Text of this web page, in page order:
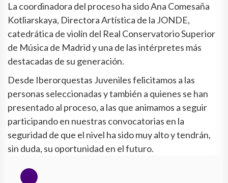
La coordinadora del proceso ha sido Ana Comesaña
Kotliarskaya, Directora Artística de la JONDE,
catedrática de violín del Real Conservatorio Superior
de Música de Madrid y una de las intérpretes más
destacadas de su generación.
Desde Iberorquestas Juveniles felicitamos a las
personas seleccionadas y también a quienes se han
presentado al proceso, a las que animamos a seguir
participando en nuestras convocatorias en la
seguridad de que el nivel ha sido muy alto y tendrán,
sin duda, su oportunidad en el futuro.